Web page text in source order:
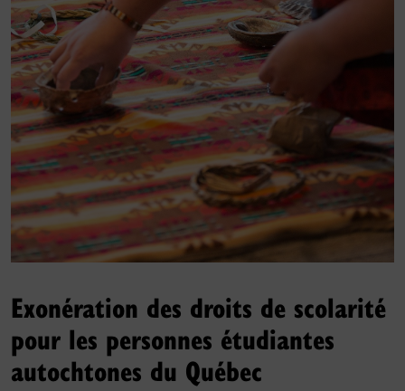
Exonération des droits de scolarité
pour les personnes étudiantes
autochtones du Québec